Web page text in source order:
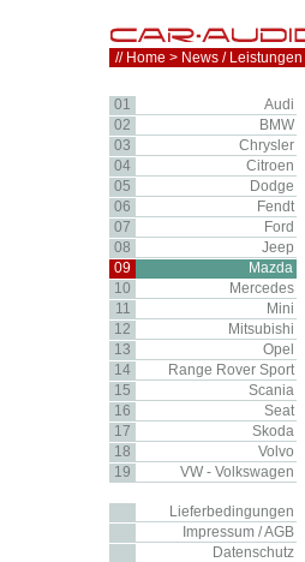
01
Audi
02
BMW
03
Chrysler
04
Citroen
05
Dodge
06
Fendt
07
Ford
08
Jeep
09
Mazda
10
Mercedes
11
Mini
12
Mitsubishi
13
Opel
14
Range Rover Sport
15
Scania
16
Seat
17
Skoda
18
Volvo
19
VW - Volkswagen
Lieferbedingungen
Impressum / AGB
Datenschutz
// Home > News / Leistungen